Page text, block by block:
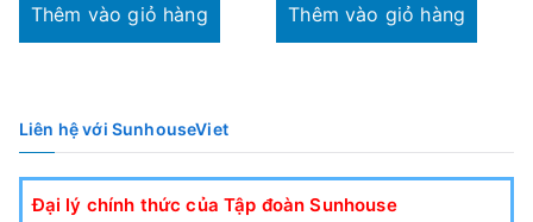
Thêm vào giỏ hàng Thêm vào giỏ hàng
Liên hệ với SunhouseViet
Đại lý chính thức của Tập đoàn Sunhouse